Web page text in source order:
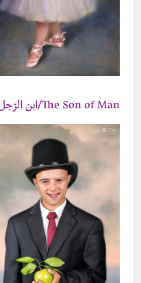
The Son of Man/ابن الرّجل (1964) للفرنسي René Magritte